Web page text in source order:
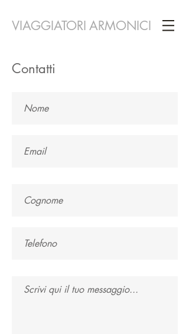
VIAGGIATORI ARMONICI
Contatti